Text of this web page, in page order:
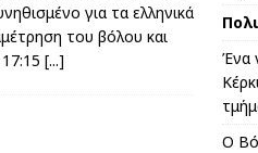
για τα ελληνικά
του βόλου και
[...]
Ένα
Ο